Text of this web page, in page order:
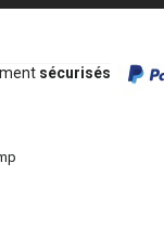
sécurisés